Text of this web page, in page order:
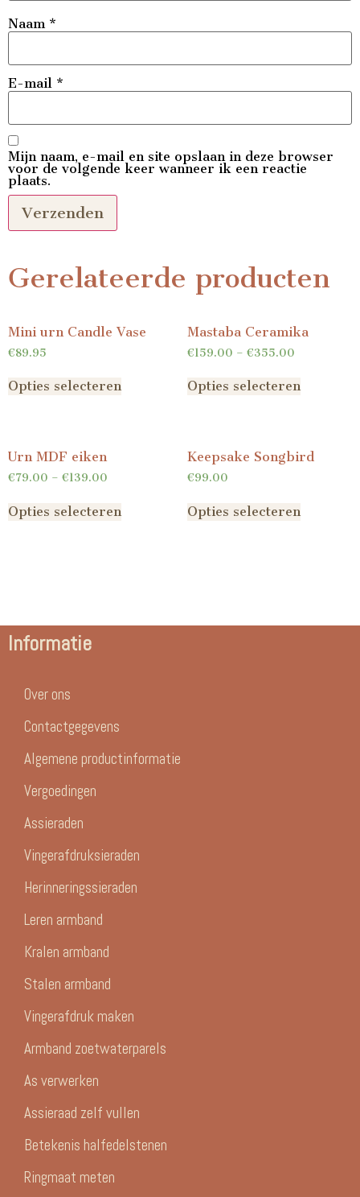
Naam *
E-mail *
Mijn naam, e-mail en site opslaan in deze browser
voor de volgende keer wanneer ik een reactie
plaats.
Gerelateerde producten
Mini urn Candle Vase
€89.95
Opties selecteren
Mastaba Ceramika
€159.00 – €355.00
Opties selecteren
Urn MDF eiken
€79.00 – €139.00
Opties selecteren
Keepsake Songbird
€99.00
Opties selecteren
Informatie
Over ons
Contactgegevens
Algemene productinformatie
Vergoedingen
Assieraden
Vingerafdruksieraden
Herinneringssieraden
Leren armband
Kralen armband
Stalen armband
Vingerafdruk maken
Armband zoetwaterparels
As verwerken
Assieraad zelf vullen
Betekenis halfedelstenen
Ringmaat meten